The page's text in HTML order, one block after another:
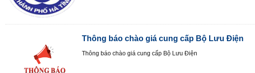
Thông báo chào giá cung cấp Bộ Lưu Điện
Thông báo chào giá cung cấp Bộ Lưu Điện